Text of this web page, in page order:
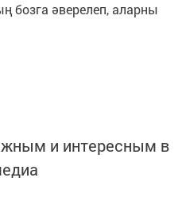
бозга әверелеп, аларны
и интересным в